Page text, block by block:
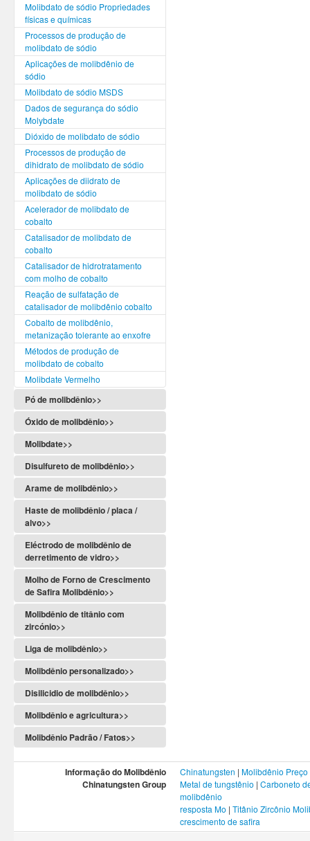
Molibdato de sódio Propriedades
físicas e químicas
Processos de produção de
molibdato de sódio
Aplicações de molibdênio de
sódio
Molibdato de sódio MSDS
Dados de segurança do sódio
Molybdate
Dióxido de molibdato de sódio
Processos de produção de
dihidrato de molibdato de sódio
Aplicações de diidrato de
molibdato de sódio
Acelerador de molibdato de
cobalto
Catalisador de molibdato de
cobalto
Catalisador de hidrotratamento
com molho de cobalto
Reação de sulfatação de
catalisador de molibdênio cobalto
Cobalto de molibdênio,
metanização tolerante ao enxofre
Métodos de produção de
molibdato de cobalto
Molibdate Vermelho
Pó de molibdênio>>
Óxido de molibdênio>>
Molibdate>>
Disulfureto de molibdênio>>
Arame de molibdênio>>
Haste de molibdênio / placa /
alvo>>
Eléctrodo de molibdênio de
derretimento de vidro>>
Molho de Forno de Crescimento
de Safira Molibdênio>>
Molibdênio de titânio com
zircónio>>
Liga de molibdênio>>
Molibdênio personalizado>>
Disilicidio de molibdênio>>
Molibdênio e agricultura>>
Molibdênio Padrão / Fatos>>
Informação do Molibdênio Chinatungsten | Molibdênio Preço
Chinatungsten Group Metal de tungstênio | Carboneto
molibdênio
resposta Mo | Titânio Zircônio
crescimento de safira